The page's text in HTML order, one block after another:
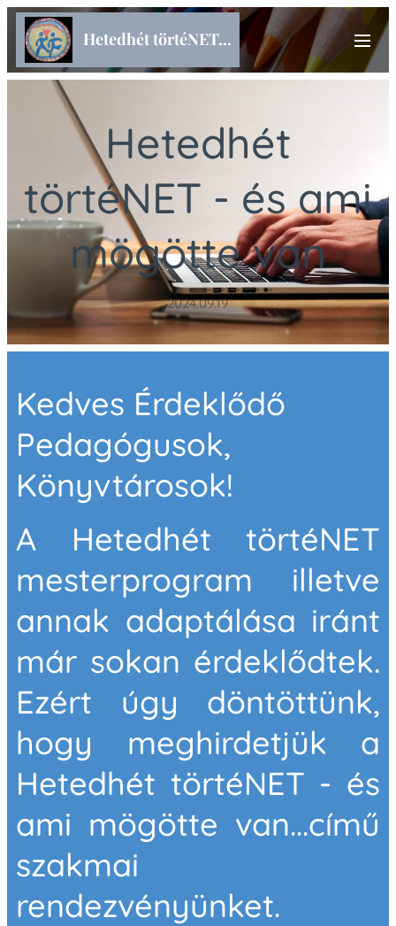
Hetedhét törtéNET...
Hetedhét
törtéNET - és ami
mögötte van
2024.09.19
Kedves Érdeklődő
Pedagógusok,
Könyvtárosok!
A Hetedhét törtéNET
mesterprogram illetve
annak adaptálása iránt
már sokan érdeklődtek.
Ezért úgy döntöttünk,
hogy meghirdetjük a
Hetedhét törtéNET - és
ami mögötte van...című
szakmai
rendezvényünket.